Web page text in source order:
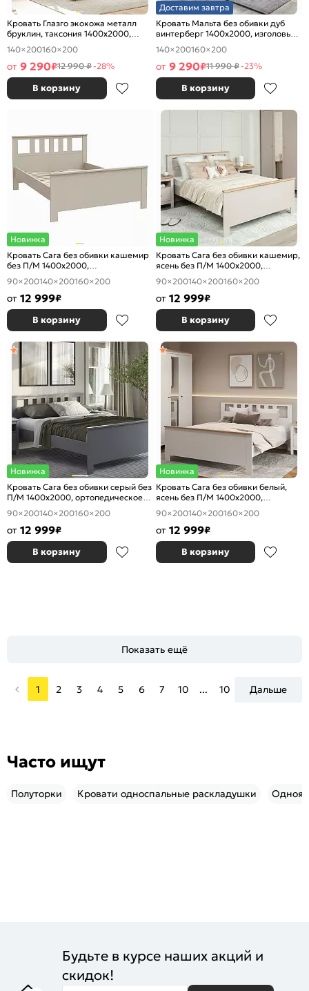
Кровать Глазго экокожа металл
бруклин, таксония 1400x2000,
изголовье мягкое
140×200160×200
от 9 290₽12 990 ₽-28%
В корзину
Доставим завтра
Кровать Мальта без обивки дуб
винтерберг 1400x2000, изголовье
жесткое
140×200160×200
от 9 290₽11 990 ₽-23%
В корзину
Новинка
Кровать Сага без обивки кашемир
без П/М 1400x2000,
ортопедическое основание,
изголовье жесткое
90×200140×200160×200
от 12 999₽
В корзину
Новинка
Кровать Сага без обивки кашемир,
ясень без П/М 1400x2000,
ортопедическое основание,
изголовье жесткое
90×200140×200160×200
от 12 999₽
В корзину
Новинка
Кровать Сага без обивки серый без
П/М 1400x2000, ортопедическое
основание, изголовье жесткое
90×200140×200160×200
от 12 999₽
В корзину
Новинка
Кровать Сага без обивки белый,
ясень без П/М 1400x2000,
ортопедическое основание,
изголовье жесткое
90×200140×200160×200
от 12 999₽
В корзину
Показать ещё
1 2 3 4 5 6 7 10 ... 10 Дальше
Часто ищут
Полуторки Кровати односпальные раскладушки
Будьте в курсе наших акций и
скидок!